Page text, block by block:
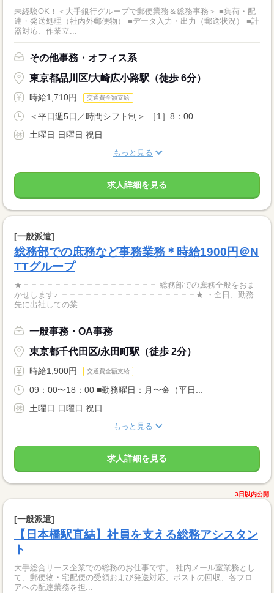
未経験OK！＜大手銀行グループで郵便業務＆総務事務＞ ■集荷・配
達・発送処理（社内外郵便物） ■データ入力・出力（郵送状況） ■計
器対応、作業立...
その他事務・オフィス系
東京都品川区/大崎広小路駅（徒歩 6分）
時給1,710円 交通費全額支給
＜平日週5日／時間シフト制＞ ［1］8：00...
土曜日 日曜日 祝日
もっと見る
求人詳細を見る
[一般派遣]
総務部での庶務など事務業務＊時給1900円＠N
TTグループ
★＝＝＝＝＝＝＝＝＝＝＝＝＝＝＝＝＝ 総務部での庶務全般をおま
かせします♪ ＝＝＝＝＝＝＝＝＝＝＝＝＝＝＝＝＝★ ・全日、勤務
先に出社しての業...
一般事務・OA事務
東京都千代田区/永田町駅（徒歩 2分）
時給1,900円 交通費全額支給
09：00〜18：00 ■勤務曜日：月〜金（平日...
土曜日 日曜日 祝日
もっと見る
求人詳細を見る
3日以内公開
[一般派遣]
【日本橋駅直結】社員を支える総務アシスタン
ト
大手総合リース企業での総務のお仕事です。 社内メール室業務とし
て、郵便物・宅配便の受領および発送対応、ポストの回収、各フロ
アへの配達業務を担...